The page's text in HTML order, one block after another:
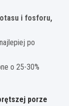
i fosforu,
po
o 25-30%
porze